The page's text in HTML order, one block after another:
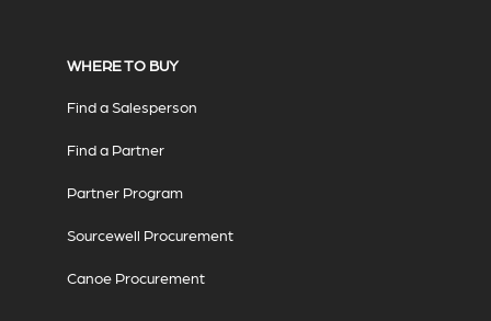
WHERE TO BUY
Find a Salesperson
Find a Partner
Partner Program
Sourcewell Procurement
Canoe Procurement